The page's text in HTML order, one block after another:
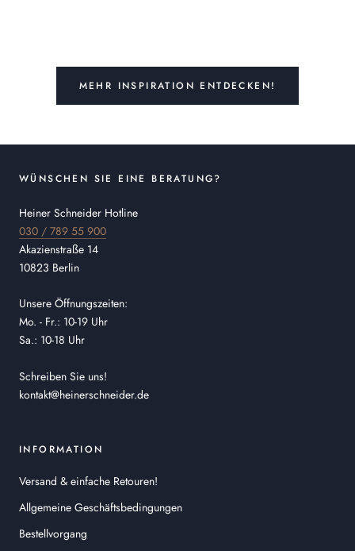
MEHR INSPIRATION ENTDECKEN!
WÜNSCHEN SIE EINE BERATUNG?
Heiner Schneider Hotline
030 / 789 55 900
Akazienstraße 14
10823 Berlin
Unsere Öffnungszeiten:
Mo. - Fr.: 10-19 Uhr
Sa.: 10-18 Uhr
Schreiben Sie uns!
kontakt@heinerschneider.de
INFORMATION
Versand & einfache Retouren!
Allgemeine Geschäftsbedingungen
Bestellvorgang